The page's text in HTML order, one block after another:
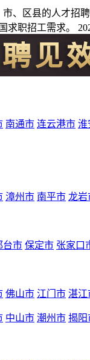
、区县的人才
职招工需求。
南通市 连云港市 淮
漳州市 南平市 龙岩
台市 保定市 张家口
佛山市 江门市 湛江
中山市 潮州市 揭阳